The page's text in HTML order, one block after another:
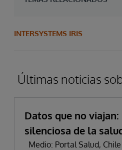
INTERSYSTEMS IRIS
Últimas noticias
Datos que no
silenciosa de la
Medio: Portal Salud,